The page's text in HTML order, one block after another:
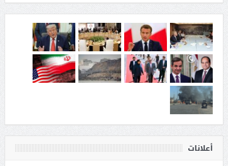
أعلانات